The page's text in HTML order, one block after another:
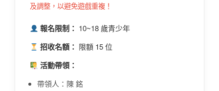
及調整，以避免遊戲重複！
報名限制： 10~18 歲青少年
招收名額： 限額 15 位
活動帶領：
帶領人：陳 銘